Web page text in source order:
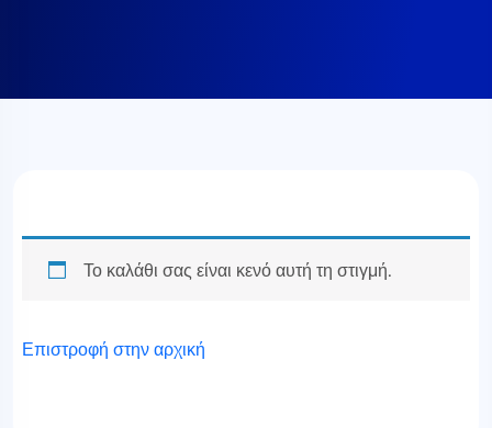
Το καλάθι σας είναι κενό αυτή τη στιγμή.
Επιστροφή στην αρχική